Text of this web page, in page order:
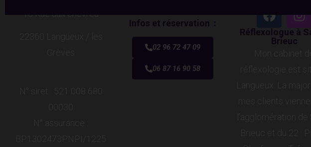
10 Rue aux chèvres
Infos et réservation :
02 96 72 47 09
06 87 16 90 58
Réflexologue à
Brieuc